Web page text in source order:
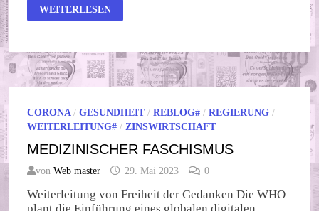
PANDEMIE
–
KOMMT
WEITERLESEN
CORONA/GESUNDHEIT/REBLOG# /REGIERUNG /
WEITERLEITUNG# /ZINSWIRTSCHAFT
MEDIZINISCHER FASCHISMUS
vonWeb master 29. Mai 2023 0
Weiterleitung von Freiheit der Gedanken Die WHO